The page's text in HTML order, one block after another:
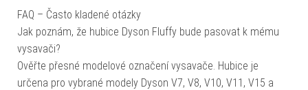
FAQ – Často kladené otázky
Jak poznám, že hubice Dyson Fluffy bude pasovat k mému
vysavači?
Ověřte přesné modelové označení vysavače. Hubice je
určena pro vybrané modely Dyson V7, V8, V10, V11, V15 a